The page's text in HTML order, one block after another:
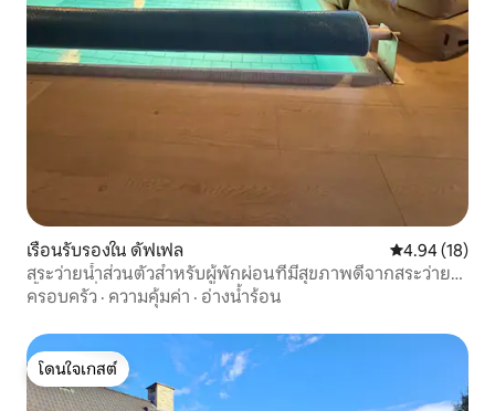
เรือนรับรองใน ดัฟเฟล คะแนนเฉลี่ย
4.94 (18)
สระว่ายน้ำส่วนตัวสำหรับผู้พักผ่อนที่มีสุขภาพดีจากสระว่าย
น้ำจากุซซี่และซาวน่า 2-4p
ครอบครัว · ความคุ้มค่า · อ่างน้ำร้อน
โดนใจเกสต์
โดนใจเกสต์